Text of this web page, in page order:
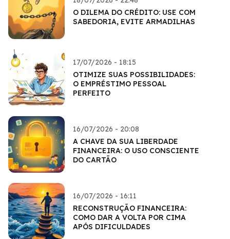
O DILEMA DO CRÉDITO: USE COM
SABEDORIA, EVITE ARMADILHAS
17/07/2026 - 18:15
OTIMIZE SUAS POSSIBILIDADES:
O EMPRÉSTIMO PESSOAL
PERFEITO
16/07/2026 - 20:08
A CHAVE DA SUA LIBERDADE
FINANCEIRA: O USO CONSCIENTE
DO CARTÃO
16/07/2026 - 16:11
RECONSTRUÇÃO FINANCEIRA:
COMO DAR A VOLTA POR CIMA
APÓS DIFICULDADES